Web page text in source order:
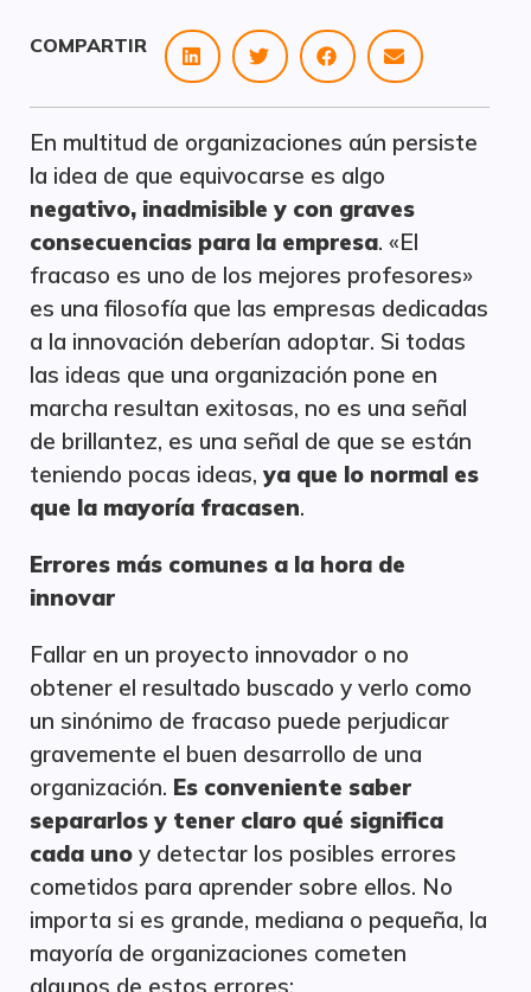
COMPARTIR
En multitud de organizaciones aún persiste
la idea de que equivocarse es algo
negativo, inadmisible y con graves
consecuencias para la empresa. «El
fracaso es uno de los mejores profesores»
es una filosofía que las empresas dedicadas
a la innovación deberían adoptar. Si todas
las ideas que una organización pone en
marcha resultan exitosas, no es una señal
de brillantez, es una señal de que se están
teniendo pocas ideas, ya que lo normal es
que la mayoría fracasen.
Errores más comunes a la hora de
innovar
Fallar en un proyecto innovador o no
obtener el resultado buscado y verlo como
un sinónimo de fracaso puede perjudicar
gravemente el buen desarrollo de una
organización. Es conveniente saber
separarlos y tener claro qué significa
cada uno y detectar los posibles errores
cometidos para aprender sobre ellos. No
importa si es grande, mediana o pequeña, la
mayoría de organizaciones cometen
algunos de estos errores: